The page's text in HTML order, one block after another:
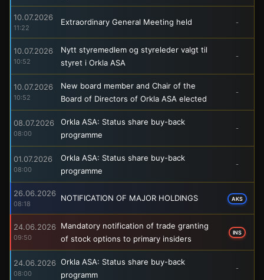
10.07.2026
11:22
Extraordinary General Meeting held -
10.07.2026
10:52
Nytt styremedlem og styreleder valgt til
styret i Orkla ASA
-
10.07.2026
10:52
New board member and Chair of the
Board of Directors of Orkla ASA elected
-
08.07.2026
08:00
Orkla ASA: Status share buy-back
programme
-
01.07.2026
08:00
Orkla ASA: Status share buy-back
programme
-
26.06.2026
08:18
NOTIFICATION OF MAJOR HOLDINGS AKS
24.06.2026
09:50
Mandatory notification of trade granting
of stock options to primary insiders
INS
24.06.2026
08:00
Orkla ASA: Status share buy-back
programm
-